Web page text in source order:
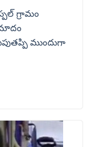
గ్రామం
ముందుగా